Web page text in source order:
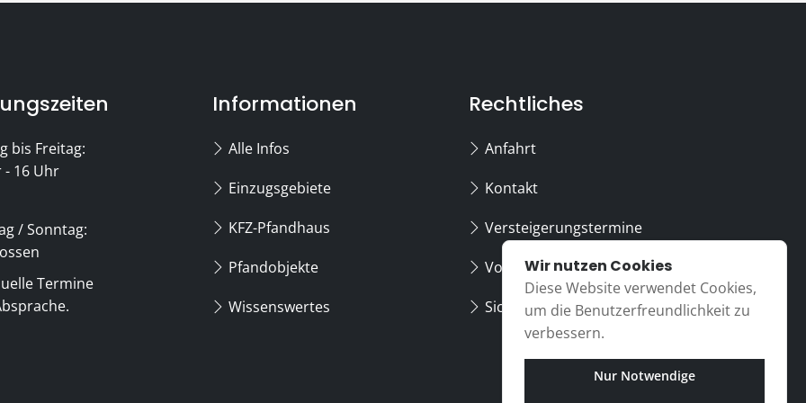
bis Freitag:
- 16 Uhr
/ Sonntag:
Termine
Informationen
Alle Infos
Einzugsgebiete
KFZ-Pfandhaus
Pfandobjekte
Wissenswertes
Rechtliches
Anfahrt
Kontakt
Versteigerungstermine
Vollmacht
Sicher surfen
Wir nutzen Cookies
Diese Website verwendet Cookies,
um die Benutzerfreundlichkeit zu
verbessern.
Nur Notwendige